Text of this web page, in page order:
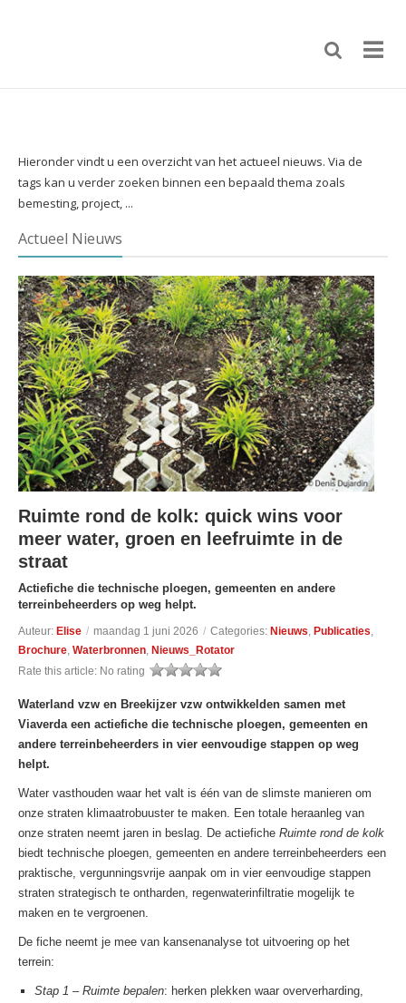
Hieronder vindt u een overzicht van het actueel nieuws. Via de
tags kan u verder zoeken binnen een bepaald thema zoals
bemesting, project, ...
Actueel Nieuws
Ruimte rond de kolk: quick wins voor
meer water, groen en leefruimte in de
straat
Actiefiche die technische ploegen, gemeenten en andere
terreinbeheerders op weg helpt.
Auteur: Elise / maandag 1 juni 2026 / Categories: Nieuws Publicaties
Brochure Waterbronnen Nieuws_Rotator
Rate this article: No rating
Waterland vzw en Breekijzer vzw ontwikkelden samen met
Viaverda een actiefiche die technische ploegen, gemeenten en
andere terreinbeheerders in vier eenvoudige stappen op weg
helpt.
Water vasthouden waar het valt is één van de slimste manieren om
onze straten klimaatrobuuster te maken. Een totale heraanleg van
onze straten neemt jaren in beslag. De actiefiche Ruimte rond de kolk
biedt technische ploegen, gemeenten en andere terreinbeheerders een
praktische, vergunningsvrije aanpak om in vier eenvoudige stappen
straten strategisch te ontharden, regenwaterinfiltratie mogelijk te
maken en te vergroenen.
De fiche neemt je mee van kansenanalyse tot uitvoering op het
terrein:
Stap 1 – Ruimte bepalen: herken plekken waar oververharding,